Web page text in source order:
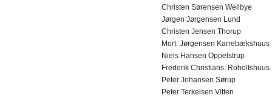
Christen Sørensen Weilbye
Jørgen Jørgensen Lund
Christen Jensen Thorup
Mort. Jørgensen Karrebækshuus
Niels Hansen Oppelstrup
Frederik Christians. Roholtshuus
Peter Johansen Sørup
Peter Terkelsen Vitten